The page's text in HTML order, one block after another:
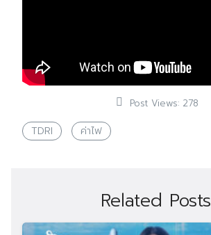
Post Views: 278
TDRI ค่าไฟ
Related Posts